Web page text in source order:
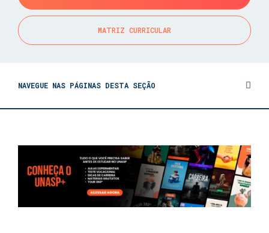
MATRIZ CURRICULAR
NAVEGUE NAS PÁGINAS DESTA SEÇÃO